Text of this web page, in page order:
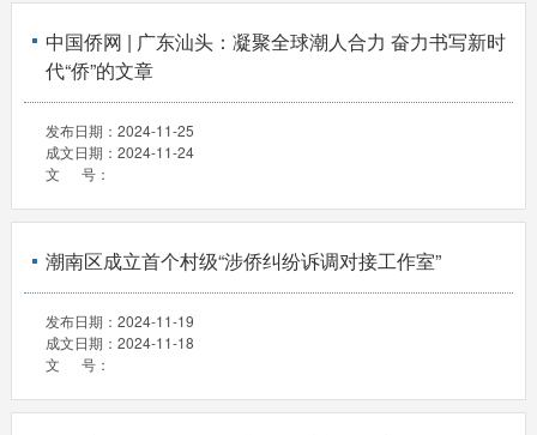
中国侨网 | 广东汕头：凝聚全球潮人合力 奋力书写新时
代“侨”的文章
发布日期： 2024-11-25
成文日期： 2024-11-24
文 号：
潮南区成立首个村级“涉侨纠纷诉调对接工作室”
发布日期： 2024-11-19
成文日期： 2024-11-18
文 号：